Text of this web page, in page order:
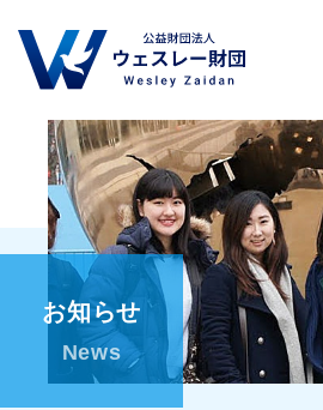
TOP アクセス ENGLISH
ウェスレー財団とは
プログラム
お知らせ
News